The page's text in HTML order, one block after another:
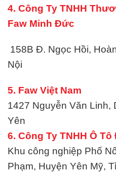
4. Công Ty TNHH
Faw Minh Đức
158B Đ. Ngọc Hồi,
Nội
5. Faw Việt Nam
1427 Nguyễn Văn Linh,
Yên
6. Công Ty TNHH Ô
Khu công nghiệp Phố
Phạm, Huyện Yên Mỹ,